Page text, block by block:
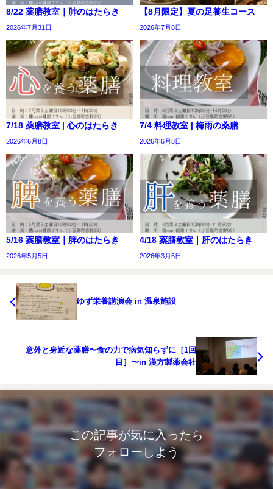
8/22 薬膳教室｜肺のはたらき
2026年7月31日
【8月限定】夏の足養生コース
2026年7月8日
7/18 薬膳教室 | 心のはたらき
2026年6月8日
7/4 料理教室 | 梅雨の薬膳
2026年6月8日
5/16 薬膳教室｜脾のはたらき
2026年5月5日
4/18 薬膳教室｜肝のはたらき
2026年3月6日
ゆず栄養講演会 in 温泉施設
意外と身近な薬膳〜食の力で病気知らずに［1回
目］〜in 漢方製薬会社
この記事が気に入ったら
フォローしよう